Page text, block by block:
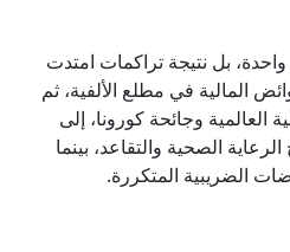
بل نتيجة تراكمات امتدت
المالية في مطلع الألفية، ثم
العالمية وجائحة كورونا، إلى
الصحية والتقاعد، بينما
الضريبية المتكررة.